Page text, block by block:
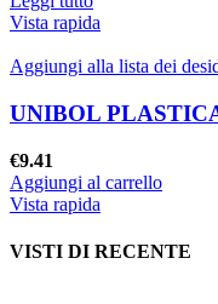
originale
€125.71.€119.42.
Vista rapida
Aggiungi alla lista dei
UNIBOL
€9.41
Aggiungi al carrello
Vista rapida
VISTI DI RECENTE